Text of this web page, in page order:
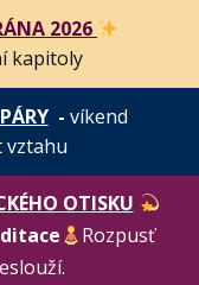
2026
kapitoly
- víkend
vztahu
OTISKU
Rozpusť